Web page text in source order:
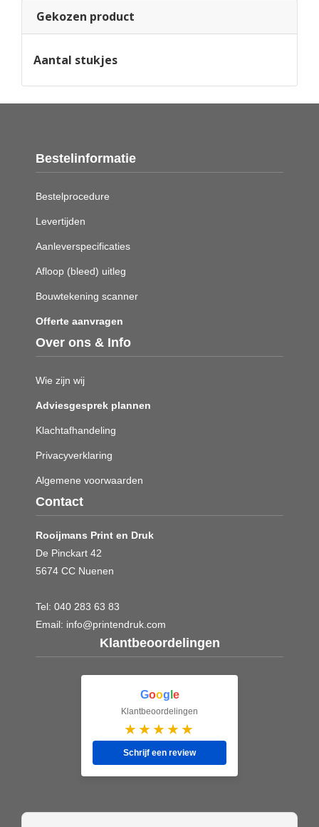
Gekozen product
Aantal stukjes
Bestelinformatie
Bestelprocedure
Levertijden
Aanleverspecificaties
Afloop (bleed) uitleg
Bouwtekening scanner
Offerte aanvragen
Over ons & Info
Wie zijn wij
Adviesgesprek plannen
Klachtafhandeling
Privacyverklaring
Algemene voorwaarden
Contact
Rooijmans Print en Druk
De Pinckart 42
5674 CC Nuenen
Tel: 040 283 63 83
Email: info@printendruk.com
Klantbeoordelingen
Goog e
Klantbeoordelingen
★★★★★
Schrijf een review